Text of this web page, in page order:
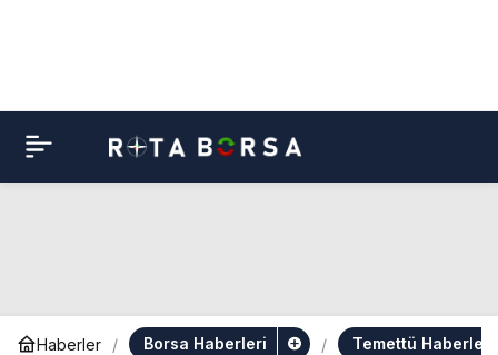
Haberler Borsa Haberleri Temettü Haberleri